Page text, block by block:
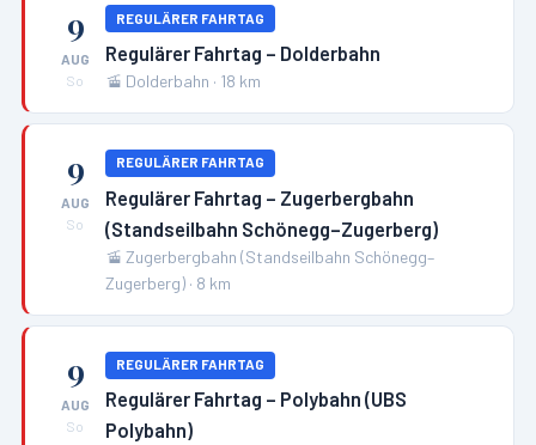
9
AUG
So
REGULÄRER FAHRTAG
Regulärer Fahrtag – Dolderbahn
🚡 Dolderbahn · 18 km
9
AUG
So
REGULÄRER FAHRTAG
Regulärer Fahrtag – Zugerbergbahn
(Standseilbahn Schönegg–Zugerberg)
🚡 Zugerbergbahn (Standseilbahn Schönegg–
Zugerberg) · 8 km
9
AUG
So
REGULÄRER FAHRTAG
Regulärer Fahrtag – Polybahn (UBS
Polybahn)